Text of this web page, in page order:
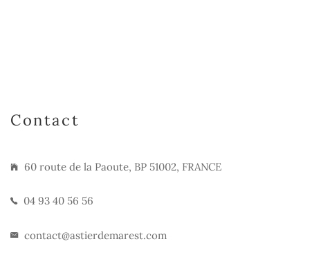
Contact
60 route de la Paoute, BP 51002, FRANCE
04 93 40 56 56
contact@astierdemarest.com